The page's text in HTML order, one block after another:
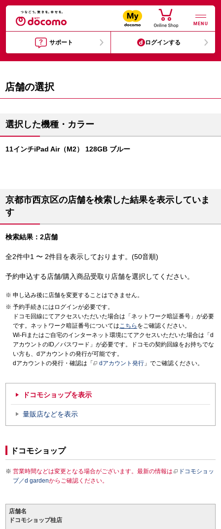
MENU
サポート ログインする
店舗の選択
選択した機種・カラー
11インチiPad Air（M2） 128GB ブルー
京都市西京区の店舗を検索した結果を表示していま
す
検索結果：2店舗
全2件中1 〜 2件目を表示しております。(50音順)
予約申込する店舗/購入商品受取り店舗を選択してください。
申し込み後に店舗を変更することはできません。
予約手続きにはログインが必要です。
ドコモ回線にてアクセスいただいた場合は「ネットワーク暗証番号」が必要
です。ネットワーク暗証番号についてはこちら をご確認ください。
Wi-Fiまたはご自宅のインターネット環境にてアクセスいただいた場合は「d
アカウントのID／パスワード」が必要です。ドコモの契約回線をお持ちでな
い方も、dアカウントの発行が可能です。
dアカウントの発行・確認は「
dアカウント発行 」でご確認ください。
ドコモショップを表示
量販店などを表示
ドコモショップ
営業時間などは変更となる場合がございます。最新の情報は
ドコモショッ
プ／d gardenからご確認ください。
店舗名
ドコモショップ桂店